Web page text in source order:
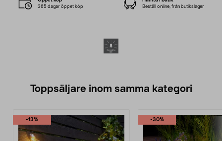
365 dagar öppet köp Beställ online, från butikslager
Toppsäljare inom samma kategori
-13% -30%